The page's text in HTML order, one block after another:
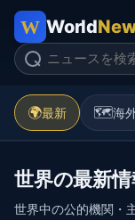
World
🌍最新 🗺️海
世界の最新情
世界中の公的機関・